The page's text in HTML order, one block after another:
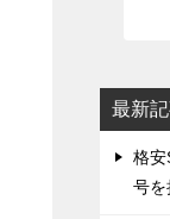
最新
格安
号を